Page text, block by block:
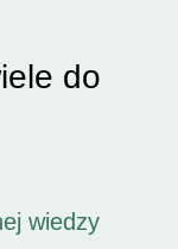
do
wiedzy